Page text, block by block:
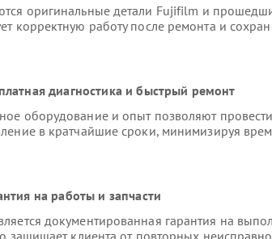
оригинальные детали Fujifilm и
корректную работу после ремонта и
диагностика и быстрый ремонт
оборудование и опыт позволяют провести
в кратчайшие сроки, минимизируя
на работы и запчасти
документированная гарантия на
защищает клиента от повторных